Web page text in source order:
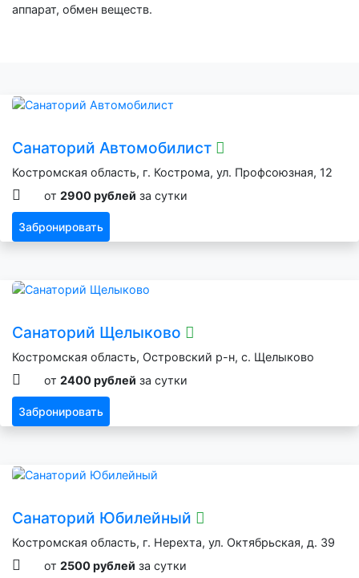
аппарат, обмен веществ.
Санаторий Автомобилист
Костромская область, г. Кострома, ул. Профсоюзная, 12
от 2900 рублей за сутки
Забронировать
Санаторий Щелыково
Костромская область, Островский р-н, с. Щелыково
от 2400 рублей за сутки
Забронировать
Санаторий Юбилейный
Костромская область, г. Нерехта, ул. Октябрьская, д. 39
от 2500 рублей за сутки